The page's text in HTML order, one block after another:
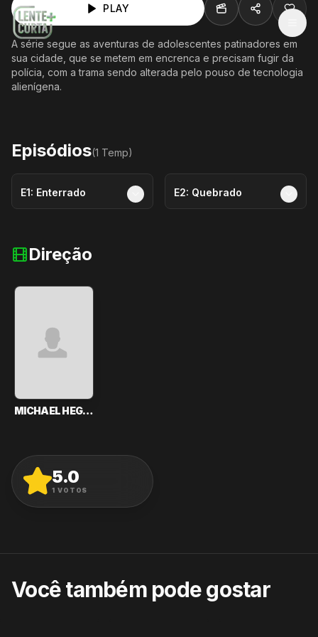
PLAY
A série segue as aventuras de adolescentes patinadores em
sua cidade, que se metem em encrenca e precisam fugir da
polícia, com a trama sendo alterada pelo pouso de tecnologia
alienígena.
Episódios(1 Temp)
E1: Enterrado E2: Quebrado
Direção
MICHAEL HEGNER
5.0
1 VOTOS
Você também pode gostar